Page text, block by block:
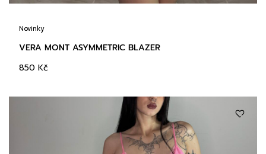
Novinky
VERA MONT ASYMMETRIC BLAZER
850 Kč